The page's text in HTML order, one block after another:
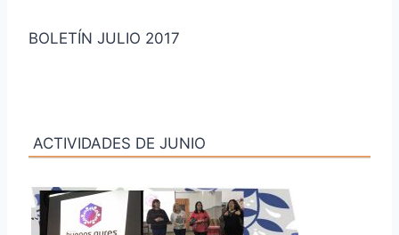
BOLETÍN JULIO 2017
ACTIVIDADES DE JUNIO